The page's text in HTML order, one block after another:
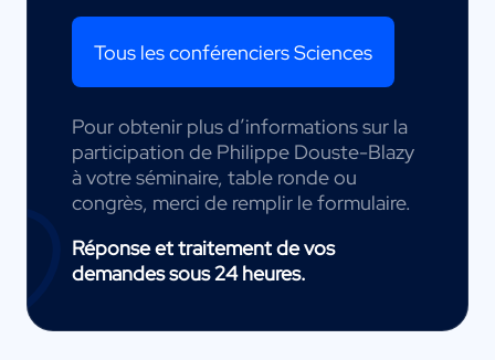
Tous les conférenciers Sciences
Pour obtenir plus d’informations sur la
participation de Philippe Douste-Blazy
à votre séminaire, table ronde ou
congrès, merci de remplir le formulaire.
Réponse et traitement de vos
demandes sous 24 heures.